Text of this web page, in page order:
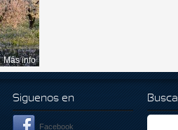
Más info
Siguenos en
Facebook